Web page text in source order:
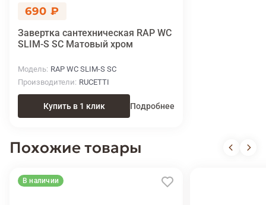
690 ₽
Завертка сантехническая RAP WC
SLIM-S SC Матовый хром
Модель RAP WC SLIM-S SC
Производители RUCETTI
Купить в 1 клик Подробнее
Похожие товары
В наличии